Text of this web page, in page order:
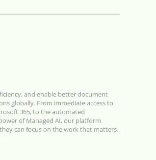
and enable better document
globally. From immediate access to
365, to the automated
of Managed AI, our platform
can focus on the work that matters.